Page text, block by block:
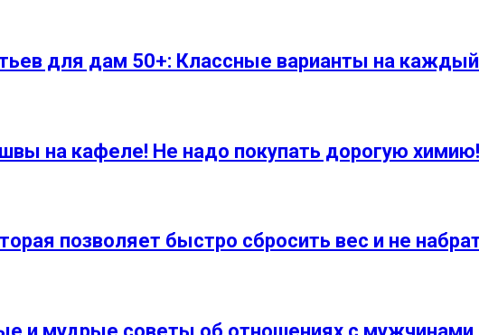
для дам 50+: Классные варианты на
на кафеле! Не надо покупать дорогую
позволяет быстро сбросить вес и не